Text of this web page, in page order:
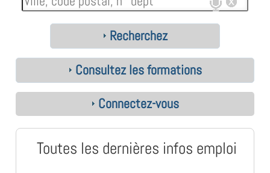
Recherchez
Consultez les formations
Connectez-vous
Toutes les dernières infos emploi